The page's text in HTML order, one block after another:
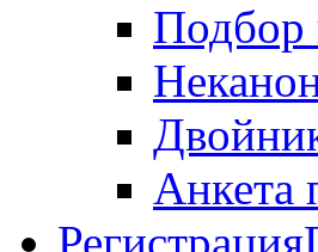
Подбор
Анкета